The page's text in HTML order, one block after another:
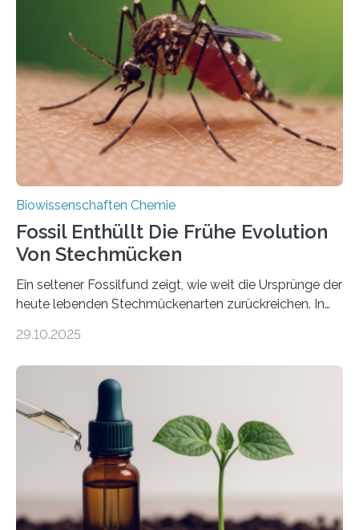
lebten. Unter den Vorfahren sticht eine Gruppe heraus,
die noch heute in der Natur vorkommt: die
Süßwasseralge Coleochaetophyceae. Einige Arten
dieser Gruppe bilden aus Zellfäden dichte Geflechte
mit scheibenförmiger Gestalt. Was auffällig ist: Die
nächsten…
Biowissenschaften Chemie
Fossil Enthüllt Die Frühe Evolution
Von Stechmücken
Ein seltener Fossilfund zeigt, wie weit die Ursprünge der
heute lebenden Stechmückenarten zurückreichen. In
Forschende die bisher älteste bekannte Stechmücken-
Region Kachin in Myanmar und hat sich in
ausgezeichnetem Zustand erhalten. Es konnte als neue
Art einer neuen Gattung beschrieben werden und trägt
nun den Namen Cretosabethes primaevus. Dieser erste
fossile Nachweis einer Stechmückenlarve in Bernstein
stellt gleichzeitig den ersten Fossilfund einer
Mückenlarve aus dem Mesozoikum dar, denn…
29.10.2025